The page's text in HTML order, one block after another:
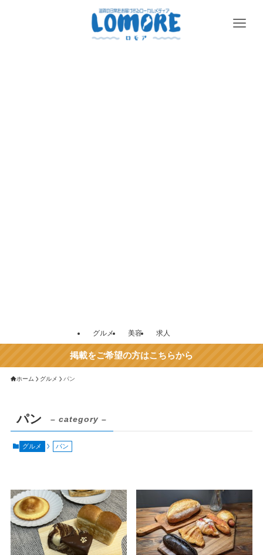
グルメ 美容 求人
掲載をご希望の方はこちらから
ホーム グルメ パン
パン – category –
グルメ パン